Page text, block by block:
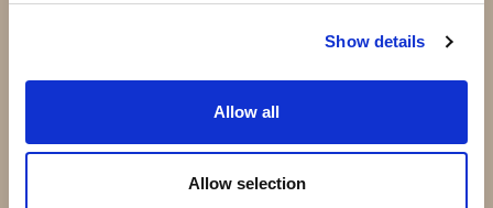
Show details
Allow all
Allow selection
2 100 kr
Detektor
4 980 kr
Info